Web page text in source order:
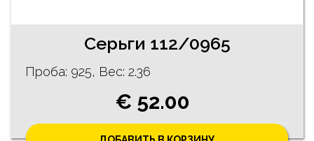
Серьги 112/0965
Проба: 925, Bес: 2.36
€ 52.00